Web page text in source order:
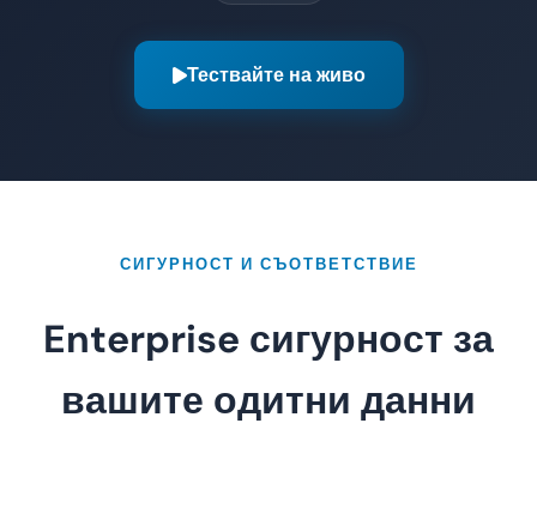
Тествайте на живо
СИГУРНОСТ И СЪОТВЕТСТВИЕ
Enterprise сигурност за
вашите одитни данни